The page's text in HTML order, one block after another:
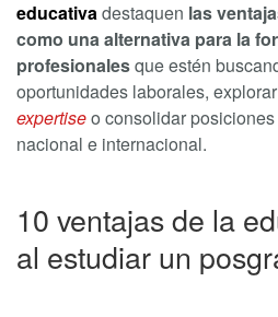
educativadestaquen las
como una alternativa para la
profesionalesque estén
oportunidades laborales,
expertiseo consolidar
nacional e internacional.
10 ventajas de la
al estudiar un